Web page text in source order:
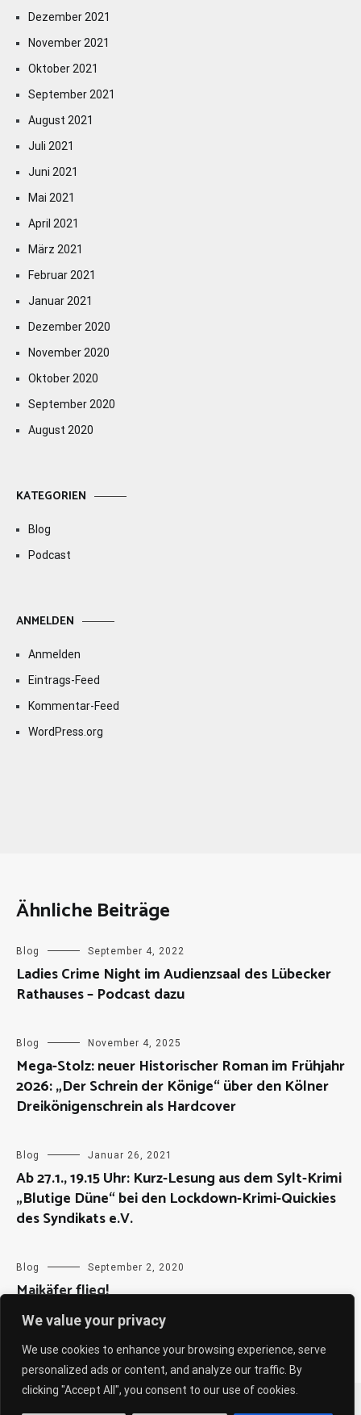
We value your privacy
We use cookies to enhance your browsing experience, serve
personalized ads or content, and analyze our traffic. By
clicking "Accept All", you consent to our use of cookies.
Dezember 2021
November 2021
Oktober 2021
September 2021
August 2021
Juli 2021
Juni 2021
Mai 2021
April 2021
März 2021
Februar 2021
Januar 2021
Dezember 2020
November 2020
Oktober 2020
September 2020
August 2020
KATEGORIEN
Blog
Podcast
ANMELDEN
Anmelden
Eintrags-Feed
Kommentar-Feed
WordPress.org
Ähnliche Beiträge
Blog September 4, 2022
Ladies Crime Night im Audienzsaal des Lübecker
Rathauses – Podcast dazu
Blog November 4, 2025
Mega-Stolz: neuer Historischer Roman im Frühjahr
2026: „Der Schrein der Könige“ über den Kölner
Dreikönigenschrein als Hardcover
Blog Januar 26, 2021
Ab 27.1., 19.15 Uhr: Kurz-Lesung aus dem Sylt-Krimi
„Blutige Düne“ bei den Lockdown-Krimi-Quickies
des Syndikats e.V.
Blog September 2, 2020
Maikäfer flieg!